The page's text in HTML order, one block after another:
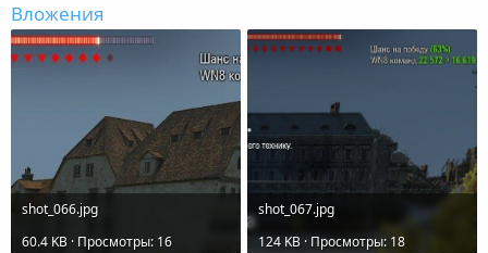
Вложения
shot_066.jpg
60.4 KB · Просмотры: 16
shot_067.jpg
124 KB · Просмотры: 18